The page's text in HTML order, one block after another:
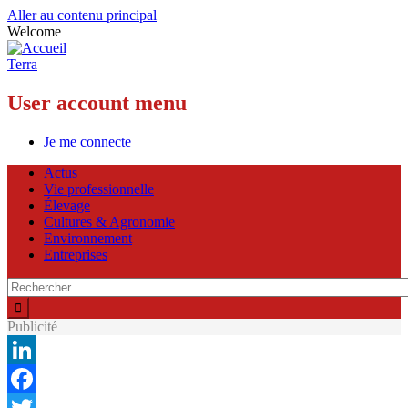
Aller au contenu principal
Welcome
Terra
User account menu
Je me connecte
Actus
Vie professionnelle
Élevage
Cultures & Agronomie
Environnement
Entreprises
Publicité
LinkedIn